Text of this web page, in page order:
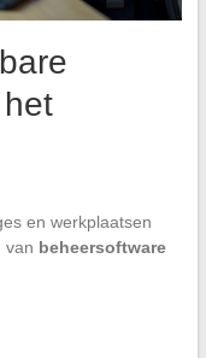
en werkplaatsen
van beheersoftware